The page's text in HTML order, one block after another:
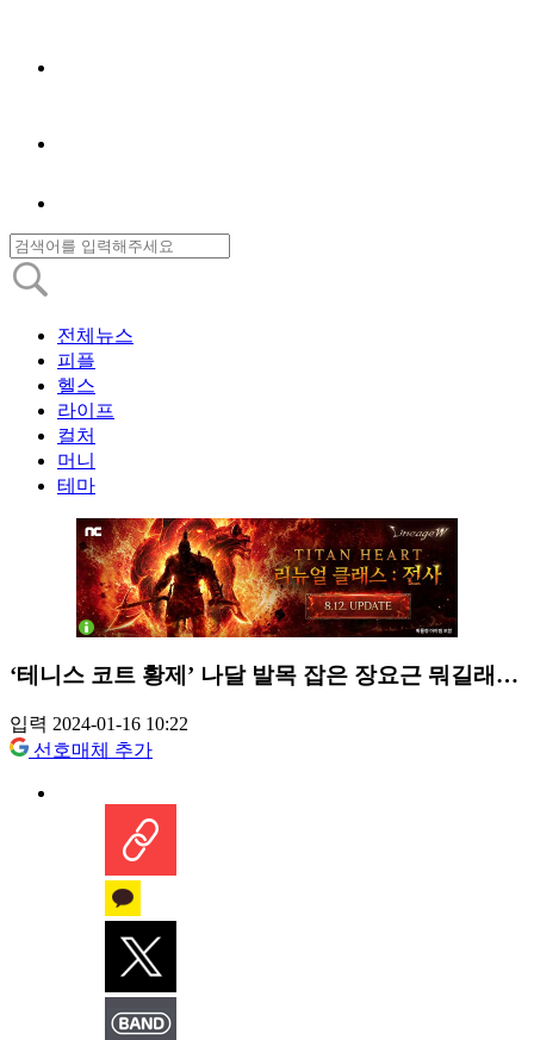
전체뉴스
피플
헬스
라이프
컬처
머니
테마
‘테니스 코트 황제’ 나달 발목 잡은 장요근 뭐길래…
입력 2024-01-16 10:22
선호매체 추가